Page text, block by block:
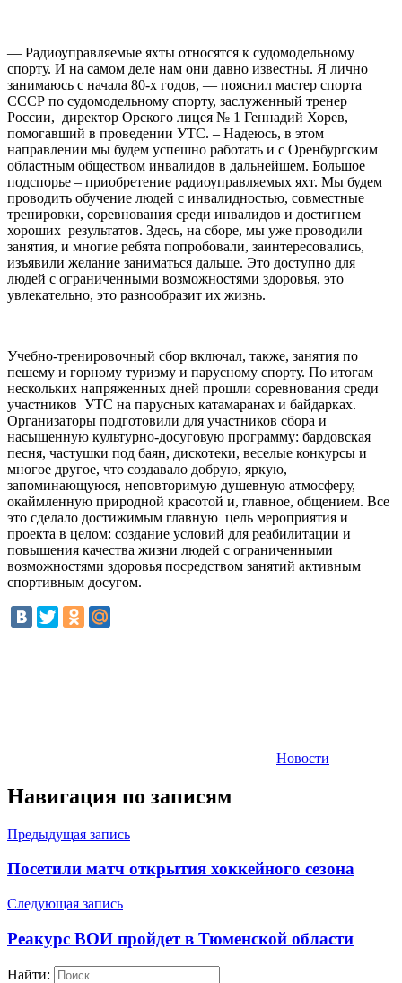
— Радиоуправляемые яхты относятся к судомодельному
спорту. И на самом деле нам они давно известны. Я лично
занимаюсь с начала 80-х годов, — пояснил мастер спорта
СССР по судомодельному спорту, заслуженный тренер
России, директор Орского лицея № 1 Геннадий Хорев,
помогавший в проведении УТС. – Надеюсь, в этом
направлении мы будем успешно работать и с Оренбургским
областным обществом инвалидов в дальнейшем. Большое
подспорье – приобретение радиоуправляемых яхт. Мы будем
проводить обучение людей с инвалидностью, совместные
тренировки, соревнования среди инвалидов и достигнем
хороших результатов. Здесь, на сборе, мы уже проводили
занятия, и многие ребята попробовали, заинтересовались,
изъявили желание заниматься дальше. Это доступно для
людей с ограниченными возможностями здоровья, это
увлекательно, это разнообразит их жизнь.
Учебно-тренировочный сбор включал, также, занятия по
пешему и горному туризму и парусному спорту. По итогам
нескольких напряженных дней прошли соревнования среди
участников УТС на парусных катамаранах и байдарках.
Организаторы подготовили для участников сбора и
насыщенную культурно-досуговую программу: бардовская
песня, частушки под баян, дискотеки, веселые конкурсы и
многое другое, что создавало добрую, яркую,
запоминающуюся, неповторимую душевную атмосферу,
окаймленную природной красотой и, главное, общением. Все
это сделало достижимым главную цель мероприятия и
проекта в целом: создание условий для реабилитации и
повышения качества жизни людей с ограниченными
возможностями здоровья посредством занятий активным
спортивным досугом.
Новости
Навигация по записям
Предыдущая запись
Посетили матч открытия хоккейного сезона
Следующая запись
Реакурс ВОИ пройдет в Тюменской области
Найти: